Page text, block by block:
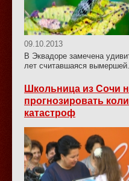
09.10.2013
В Эквадоре замечена
лет считавшаяся вымершей.
Школьница из Сочи
прогнозировать
катастроф